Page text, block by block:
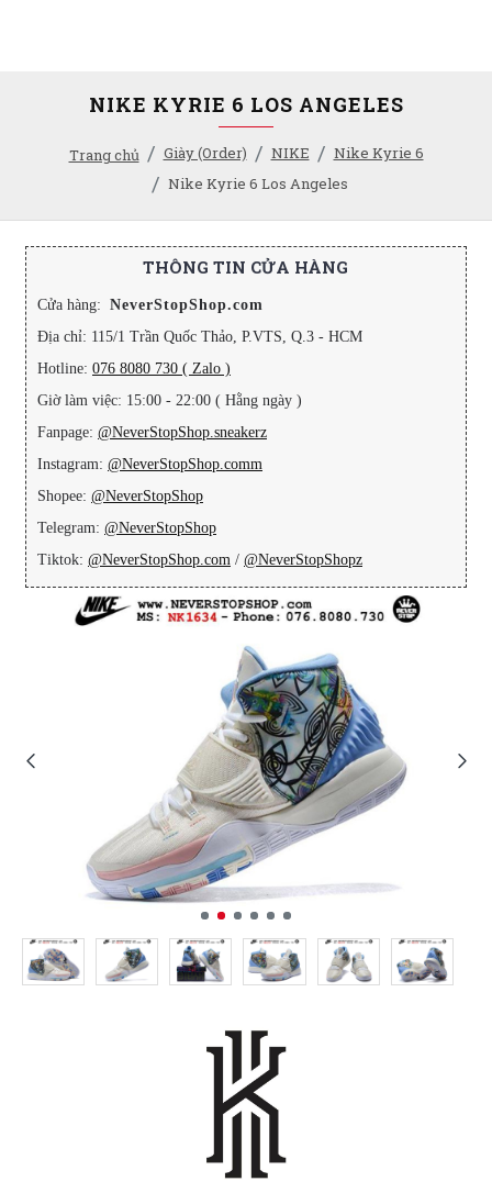
Trang chủ Giày (Order) NIKE
Nike Kyrie 6
Nike Kyrie 6 Los Angeles
NIKE KYRIE 6 LOS ANGELES
THÔNG TIN CỬA HÀNG
Cửa hàng: NeverStopShop.com
Địa chỉ: 115/1 Trần Quốc Thảo, P.VTS, Q.3 - HCM
Hotline: 076 8080 730 ( Zalo )
Giờ làm việc: 15:00 - 22:00 ( Hằng ngày )
Fanpage: @NeverStopShop.sneakerz
Instagram: @NeverStopShop.comm
Shopee: @NeverStopShop
Telegram: @NeverStopShop
Tiktok: @NeverStopShop.com / @NeverStopShopz